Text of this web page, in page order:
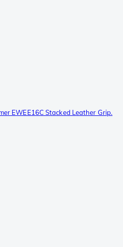
EWEE16C Stacked Leather Grip.